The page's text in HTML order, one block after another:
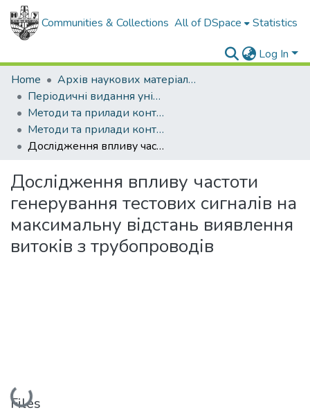
Communities & Collections All of DSpace Statistics
Log In
Home
Архів наукових матеріалів
Періодичні видання університету
Методи та прилади контролю якості
Методи та прилади контролю якості - 2010 - №25
Дослідження впливу частоти генерування тестових сигналів на максимальну відстань виявлення витоків з трубопроводів
Дослідження впливу частоти
генерування тестових сигналів на
максимальну відстань виявлення
витоків з трубопроводів
Loading...
Files